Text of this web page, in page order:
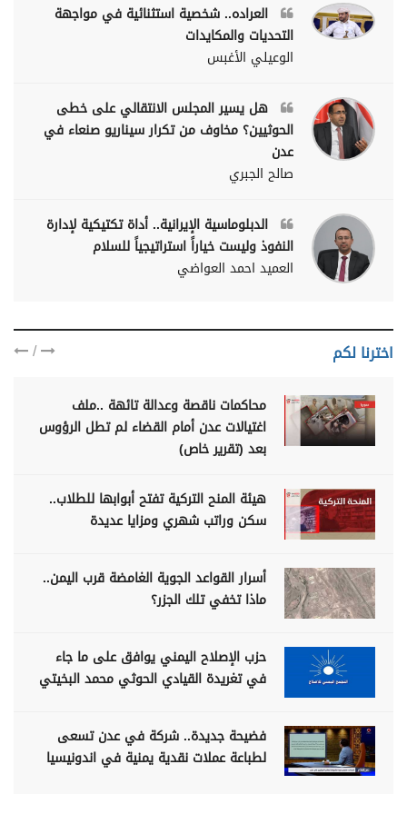
العراده.. شخصية استثنائية في مواجهة
التحديات والمكايدات
الوعيلي الأغبس
هل يسير المجلس الانتقالي على خطى
الحوثيين؟ مخاوف من تكرار سيناريو صنعاء في
عدن
صالح الجبري
الدبلوماسية الإيرانية.. أداة تكتيكية لإدارة
النفوذ وليست خياراً استراتيجياً للسلام
العميد احمد العواضي
اخترنا لكم /
محاكمات ناقصة وعدالة تائهة ..ملف
اغتيالات عدن أمام القضاء لم تطل الرؤوس
بعد (تقرير خاص)
هيئة المنح التركية تفتح أبوابها للطلاب..
سكن وراتب شهري ومزايا عديدة
أسرار القواعد الجوية الغامضة قرب اليمن..
ماذا تخفي تلك الجزر؟
حزب الإصلاح اليمني يوافق على ما جاء
في تغريدة القيادي الحوثي محمد البخيتي
فضيحة جديدة.. شركة في عدن تسعى
لطباعة عملات نقدية يمنية في اندونيسيا